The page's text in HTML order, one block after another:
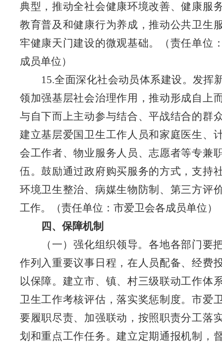
典型，推动全社会健康环境改善、健康服
教育普及和健康行为养成，推动公共卫生
牢健康天门建设的微观基础。
（责任单位
成员单位）
15.全面深化社会动员体系建设。发挥
领加强基层社会治理作用，推动形成自上
与自下而上主动参与结合、平战结合的群
建立基层爱国卫生工作人员和家庭医生、
会工作者、物业服务人员、志愿者等专兼
伍。鼓励通过政府购买服务的方式，支持
环境卫生整治、病媒生物防制、第三方评
工作。
（责任单位：市爱卫会各成员单位）
四、保障机制
（一）强化组织领导。各地各部门要
作列入重要议事日程，在人员配备、经费
以保障。建立市、镇、村三级联动工作体
卫生工作考核评估，落实奖惩制度。市爱
要履职尽责、加强联动，按照职责分工落
划和重点工作任务。建立定期通报机制，